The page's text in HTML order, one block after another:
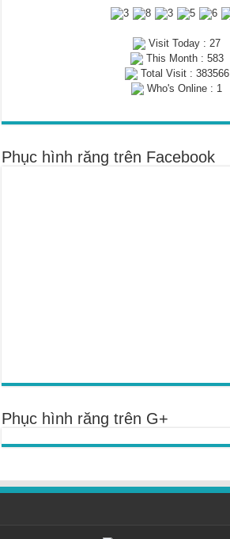
Visit Today : 27
This Month : 583
Total Visit : 383566
Who's Online : 1
Phục hình răng trên Facebook
Phục hình răng trên G+